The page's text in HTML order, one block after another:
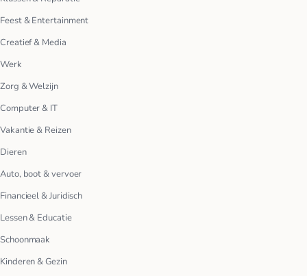
Feest & Entertainment
Creatief & Media
Werk
Zorg & Welzijn
Computer & IT
Vakantie & Reizen
Dieren
Auto, boot & vervoer
Financieel & Juridisch
Lessen & Educatie
Schoonmaak
Kinderen & Gezin